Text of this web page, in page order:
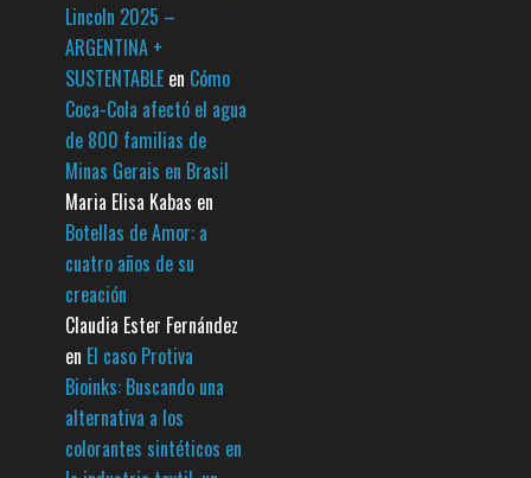
Lincoln 2025 –
ARGENTINA +
SUSTENTABLE en Cómo
Coca-Cola afectó el agua
de 800 familias de
Minas Gerais en Brasil
Maria Elisa Kabas en
Botellas de Amor: a
cuatro años de su
creación
Claudia Ester Fernández
en El caso Protiva
Bioinks: Buscando una
alternativa a los
colorantes sintéticos en